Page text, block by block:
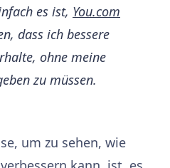
es ist, You.com
dass ich bessere
ohne meine
zu müssen.
um zu sehen, wie